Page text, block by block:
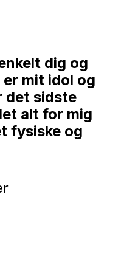
dig og
mit idol og
det sidste
alt for mig
fysiske og